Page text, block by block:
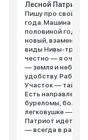
Лесной Патриот
Пишу про свой
года. Машина
половиной года
новый, взамен
виды Нивы-
честно — я очень
— земля и небо,
удобству. Работаю егерем.
Участок — тайга.
Есть
буреломы,
легковушке — ни
Патриот идёт.
— всегда в